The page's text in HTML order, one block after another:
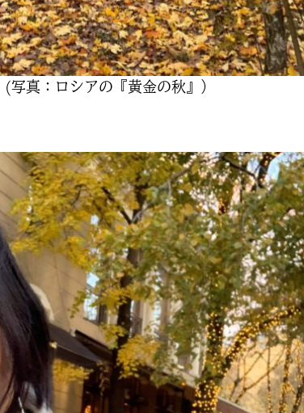
(写真：ロシアの『黄金の秋』）